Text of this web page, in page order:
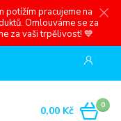
potížím pracujeme na
Omlouváme se za
za vaši trpělivost! 💙
0
0,00 Kč